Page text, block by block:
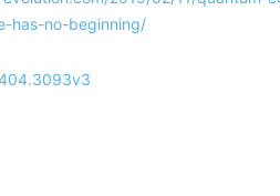
has-no-beginning/